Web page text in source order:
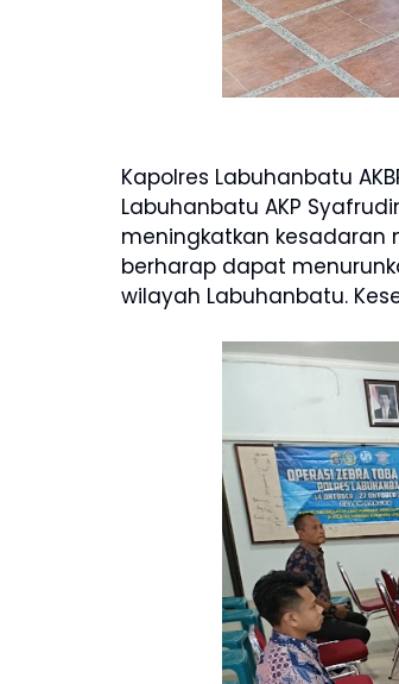
Kapolres Labuhanbatu
Labuhanbatu AKP
meningkatkan kesadaran
berharap dapat
wilayah Labuhanbatu.